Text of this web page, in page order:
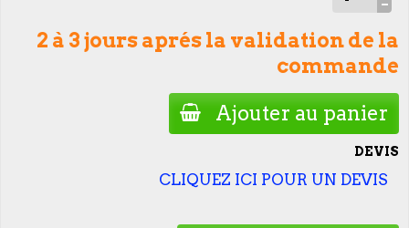
2 à 3 jours aprés la validation de la
commande
Ajouter au panier
DEVIS
CLIQUEZ ICI POUR UN DEVIS